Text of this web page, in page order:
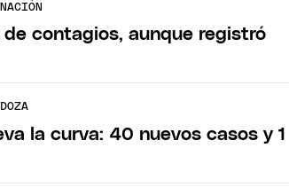
contagios, aunque registró
la curva: 40 nuevos casos y 1